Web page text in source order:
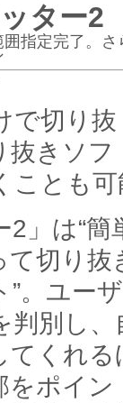
ター2
指定完了。
で切り抜
抜きソフ
ことも可
2」は“簡
て切り抜
”。ユー
判別し、
てくれる
をポイン